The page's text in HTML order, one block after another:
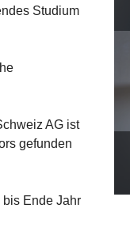
Studium
AG ist
gefunden
bis Ende Jahr